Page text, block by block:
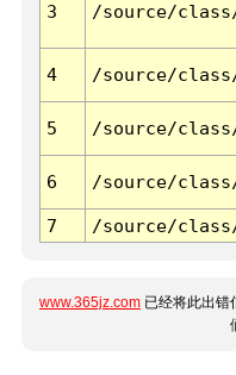
3 /source/
4 /source/
5 /source/
6 /source/
7 /source/
www.365jz.com 已经将此出错